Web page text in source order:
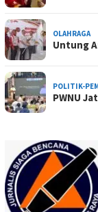
OLAHRAGA
Untung
POLITIK-
PWNU